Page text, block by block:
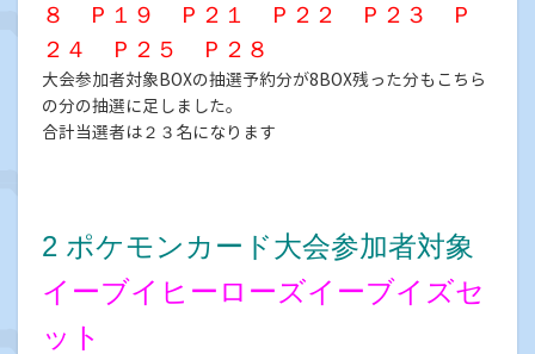
８ Ｐ１９ Ｐ２１ Ｐ２２ Ｐ２３ Ｐ
２４ Ｐ２５ Ｐ２８
大会参加者対象BOXの抽選予約分が8BOX残った分もこちら
の分の抽選に足しました。
合計当選者は２３名になります
2 ポケモンカード大会参加者対象
イーブイヒーローズイーブイズセ
ット